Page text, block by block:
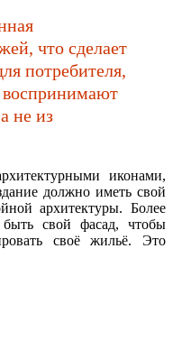
что сделает
потребителя,
не из
иконами,
должно иметь свой
архитектуры. Более
свой фасад, чтобы
своё жильё. Это